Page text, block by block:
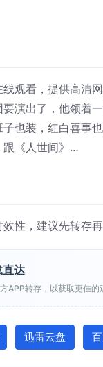
线观看，提供高清
演出了，他领着
也装，红白喜事
跟《人世间》…
性，建议先转存
直达
APP转存，以获取更佳的
迅雷云盘